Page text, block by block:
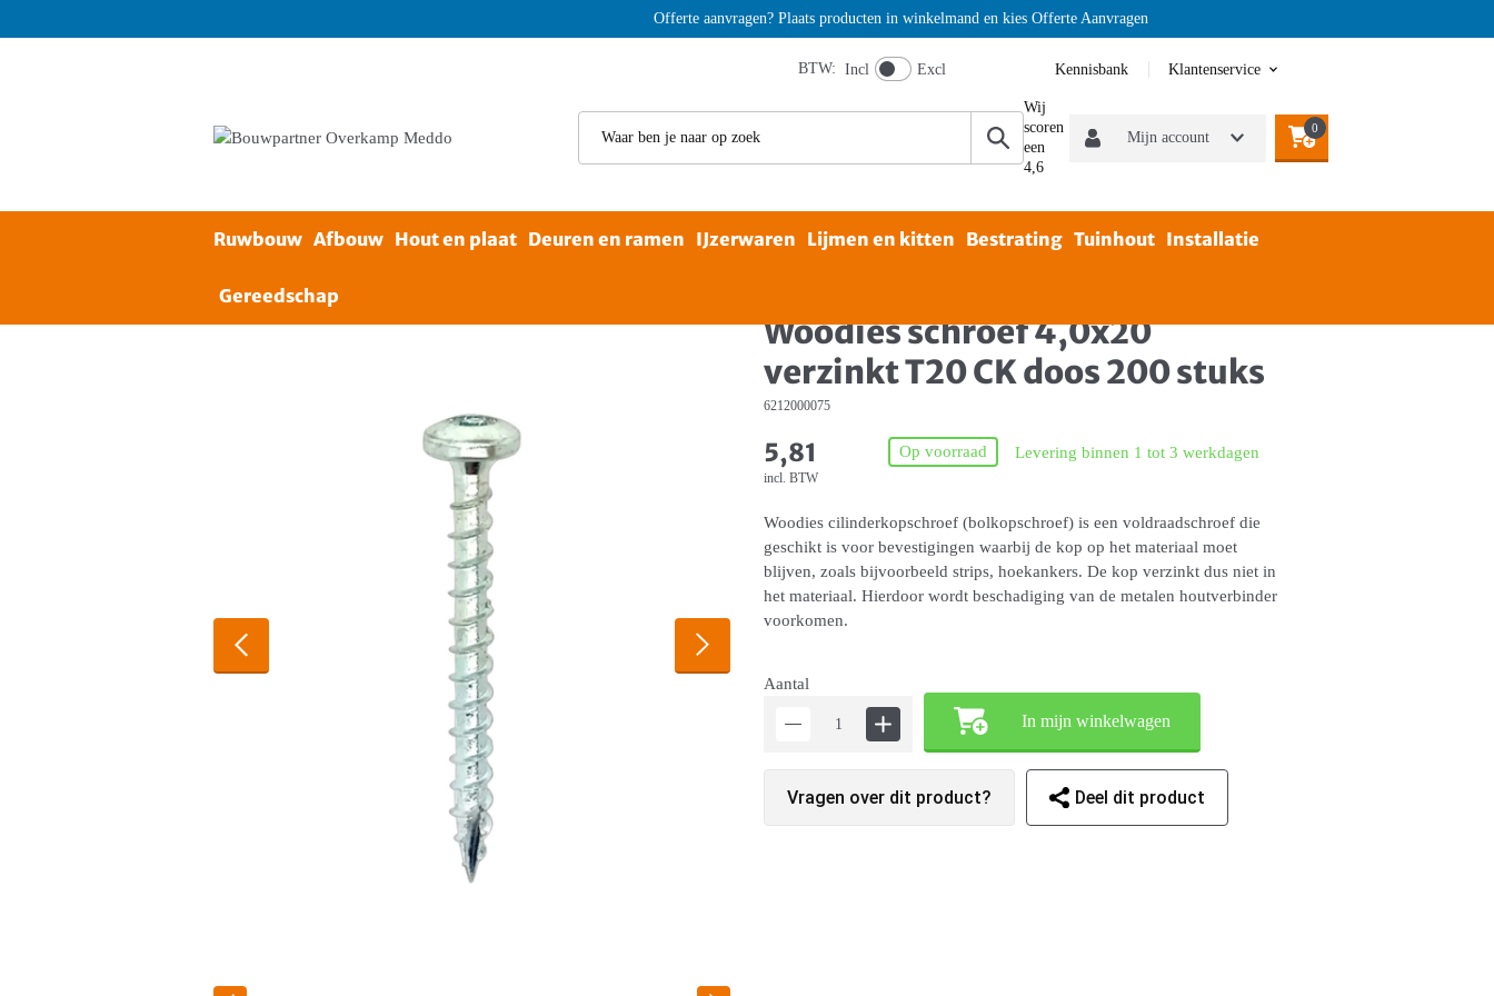
Offerte aanvragen? Plaats producten in winkelmand en kies Offerte Aanvragen
BTW: Incl Excl Kennisbank Klantenservice
Wij
scoren
een
4,6
Mijn account
0
Ruwbouw Afbouw Hout en plaat Deuren en ramen IJzerwaren Lijmen en kitten Bestrating Tuinhout Installatie
Gereedschap
Woodies schroef 4,0x20
verzinkt T20 CK doos 200 stuks
6212000075
5,81
incl. BTW
Op voorraad Levering binnen 1 tot 3 werkdagen
Woodies cilinderkopschroef (bolkopschroef) is een voldraadschroef die
geschikt is voor bevestigingen waarbij de kop op het materiaal moet
blijven, zoals bijvoorbeeld strips, hoekankers. De kop verzinkt dus niet in
het materiaal. Hierdoor wordt beschadiging van de metalen houtverbinder
voorkomen.
Aantal
In mijn winkelwagen
Vragen over dit product? Deel dit product